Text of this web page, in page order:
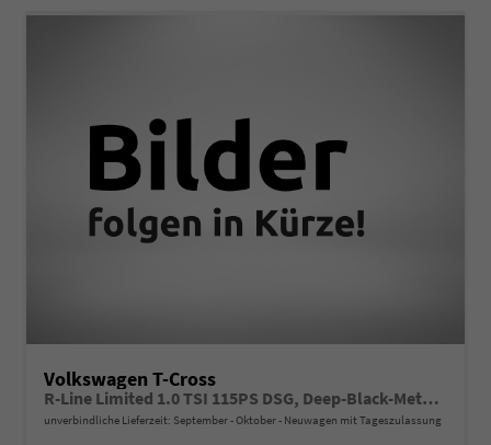
Volkswagen T-Cross
R-Line Limited 1.0 TSI 115PS DSG, Deep-Black-Metallic, 5 JAHRE GARANTIE, ANHÄNGERKUPPLUNG, CLIMATRONIC, SITZHEIZUNG, 18" Alu, MATRIX-LED, Adaptiver Tempomat ACC, Parksensoren, Rückfahrkamera, Keyless, Abgedunkelte Scheiben, Radio "Ready2Discover" + App-Connect
unverbindliche Lieferzeit: September - Oktober Neuwagen mit Tageszulassung